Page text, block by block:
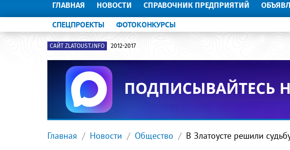
ГЛАВНАЯ НОВОСТИ СПРАВОЧНИК ПРЕДПРИЯТИЙ
СПЕЦПРОЕКТЫ ФОТОКОНКУРСЫ
САЙТ ZLATOUST.INFO 2012-2017
Главная Новости Общество В Златоусте решили